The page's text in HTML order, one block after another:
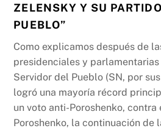
ZELENSKY Y SU
PUEBLO”
Como explicamos después de
presidenciales y
Servidor del Pueblo (SN, por
logró una mayoría récord
un voto anti-Poroshenko,
Poroshenko, la continuación de